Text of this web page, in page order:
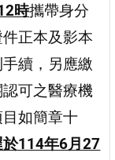
時攜帶身分
正本及影本
續，另應繳
可之醫療機
如簡章十
於114年6月27